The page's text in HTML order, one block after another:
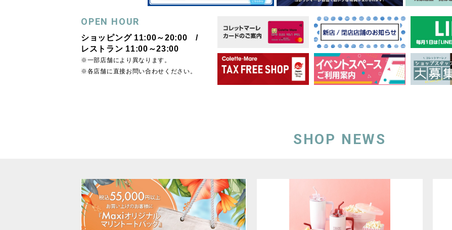
OPEN HOUR
ショッピング 11:00～20:00 /
レストラン 11:00～23:00
※一部店舗により異なります。
※各店舗に直接お問い合わせください。
SHOP NEWS